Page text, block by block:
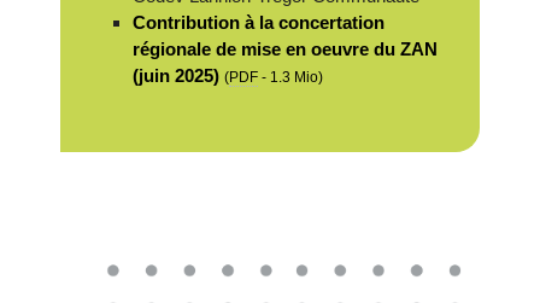
Contribution à la concertation
régionale de mise en oeuvre du ZAN
(juin 2025) (PDF - 1.3 Mio)